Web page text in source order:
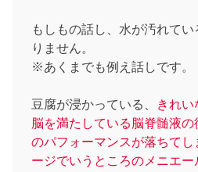
もしもの話し、水が汚れて
りません。
※あくまでも例え話しです。
豆腐が浸かっている、
きれい
脳を満たしている脳脊髄液
のパフォーマンスが落ちて
ージでいうところのメニエ